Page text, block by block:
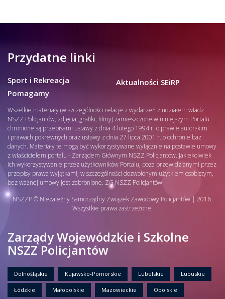
Przydatne linki
Sport i Rekreacja
Pomagamy
Aktualności SEiRP
Wszelkie materiały (w szczególności relacje z wydarzeń z udziałem władz
NSZZ Policjantów, zdjęcia, grafiki, filmy) zamieszczone w niniejszym Portalu
chronione są przepisami ustawy z dnia 4 lutego 1994 r. o prawie autorskim
i prawach pokrewnych oraz ustawy z dnia 27 lipca 2001 r. o ochronie baz
danych. Materiały te mogą być wykorzystywane wyłącznie na postawie umowy
z właścicielem portalu - Zarządem Głównym NSZZ Policjantów. Jakiekolwiek
ich wykorzystywanie przez użytkowników Portalu, poza przewidzianymi przez
przepisy prawa wyjątkami, w szczególności dozwolonym użytkiem osobistym,
bez ważnej umowy jest zabronione. ZG NSZZ Policjantów
NSZZP © Niezależny Samorządny Związek Zawodowy Policjantów | 2016.
Wszystkie prawa zastrzeżone.
Zarządy Wojewódzkie i Szkolne
NSZZ Policjantów
Dolnośląskie Kujawsko-Pomorskie Lubelskie Lubuskie
Łódzkie Małopolskie Mazowieckie Opolskie